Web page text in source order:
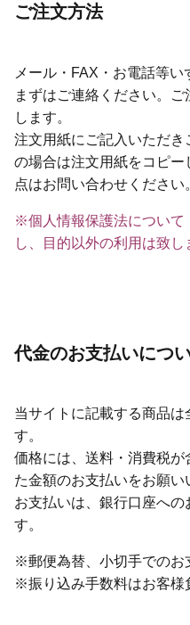
ご注文方法
メール・FAX・お電話等い
まずはご連絡ください。
します。
注文用紙にご記入いただ
の場合は注文用紙をコピ
点はお問い合わせください
※個人情報保護法について
し、目的以外の利用は致し
代金のお支払いにつ
当サイトに記載する商品は
す。
価格には、送料・消費税が
た金額のお支払いをお願い
お支払いは、銀行口座への
す。
※郵便為替、小切手でのお
※振り込み手数料はお客様